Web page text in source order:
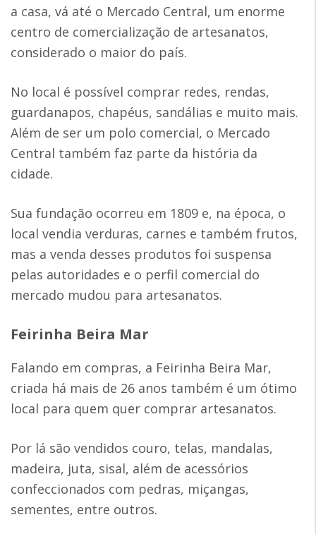
a casa, vá até o Mercado Central, um enorme
centro de comercialização de artesanatos,
considerado o maior do país.
No local é possível comprar redes, rendas,
guardanapos, chapéus, sandálias e muito mais.
Além de ser um polo comercial, o Mercado
Central também faz parte da história da
cidade.
Sua fundação ocorreu em 1809 e, na época, o
local vendia verduras, carnes e também frutos,
mas a venda desses produtos foi suspensa
pelas autoridades e o perfil comercial do
mercado mudou para artesanatos.
Feirinha Beira Mar
Falando em compras, a Feirinha Beira Mar,
criada há mais de 26 anos também é um ótimo
local para quem quer comprar artesanatos.
Por lá são vendidos couro, telas, mandalas,
madeira, juta, sisal, além de acessórios
confeccionados com pedras, miçangas,
sementes, entre outros.